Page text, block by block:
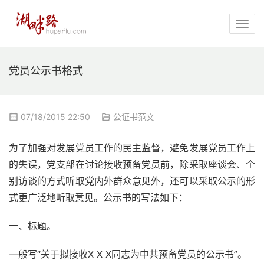
党员公示书格式
07/18/2015 22:50 公证书范文
为了加强对发展党员工作的民主监督，避免发展党员工作上
的失误，党支部在讨论接收预备党员前，除采取座谈会、个
别访谈的方式听取党内外群众意见外，还可以采取公示的形
式更广泛地听取意见。公示书的写法如下：
一、标题。
一般写“关于拟接收X X X同志为中共预备党员的公示书”。